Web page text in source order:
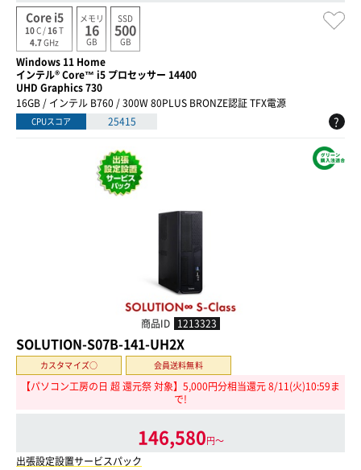
Core i5
10C /16T
4.7GHz
メモリ
16
GB
SSD
500
GB
Windows 11 Home
インテル® Core™ i5 プロセッサー 14400
UHD Graphics 730
16GB / インテル B760 / 300W 80PLUS BRONZE認証 TFX電源
CPUスコア 25415 ?
商品ID 1213323
SOLUTION-S07B-141-UH2X
カスタマイズ○ 会員送料無料
【パソコン工房の日 超 還元祭 対象】5,000円分相当還元 8/11(火)10:59ま
で!
146,580円〜
出張設定設置サービスパック